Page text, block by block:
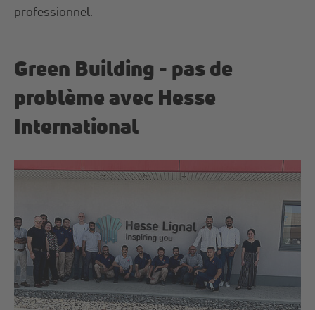
professionnel.
Green Building - pas de
problème avec Hesse
International